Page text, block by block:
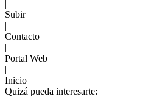
|
Subir
|
Contacto
|
Portal Web
|
Inicio
Quizá pueda interesarte: